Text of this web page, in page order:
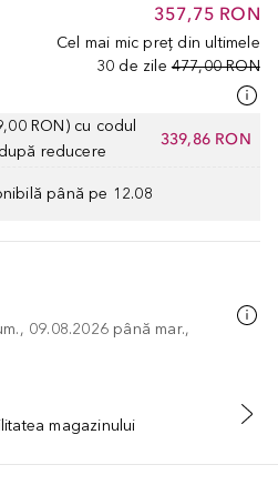
357,75 RON
Cel mai mic preț din ultimele
30 de zile 477,00 RON
RON) cu codul
reducere
339,86 RON
până pe 12.08
09.08.2026 până mar.,
ÎN COŞ
magazinului